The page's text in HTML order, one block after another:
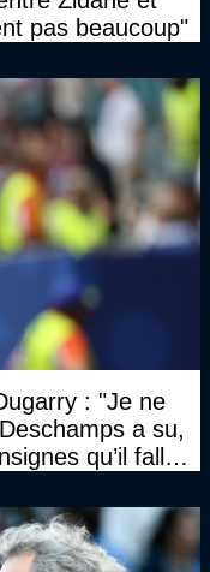
pas beaucoup"
: "Je ne
a su,
qu’il fallait